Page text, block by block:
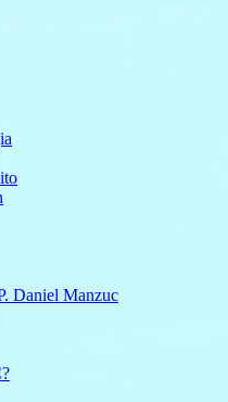
Daniel Manzuc